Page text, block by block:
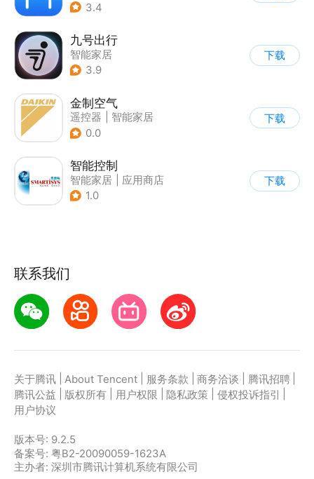
3.4
九号出行
智能家居
3.9
下载
金制空气
遥控器
智能家居
| 家居装修
0.0
下载
智能控制
智能家居
应用商店
| 安全管理
1.0
下载
联系我们
关于腾讯 About Tencent 服务条款 商务洽谈 腾讯招聘
腾讯公益
版权所有 用户权限 隐私政策 侵权投诉指引
用户协议
版本号: 9.2.5
备案号: 粤B2-20090059-1623A
主办者: 深圳市腾讯计算机系统有限公司